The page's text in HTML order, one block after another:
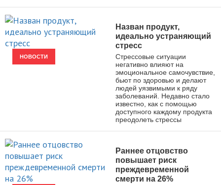
НОВОСТИ
Назван продукт,
идеально устраняющий
стресс
Стрессовые ситуации
негативно влияют на
эмоциональное самочувствие,
бьют по здоровью и делают
людей уязвимыми к ряду
заболеваний. Недавно стало
известно, как с помощью
доступного каждому продукта
преодолеть стрессы
Раннее отцовство
повышает риск
преждевременной
смерти на 26%